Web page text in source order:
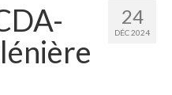
24
DÉC 2024